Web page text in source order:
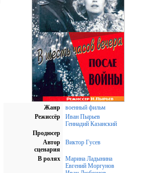
Жанр
военный фильм
Режиссёр
Иван Пырьев
Геннадий Казанский
Продюсер
Автор
сценария
Виктор Гусев
В ролях
Марина Ладынина
Евгений Моргунов